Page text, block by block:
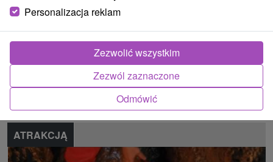
Region turystyczny
Znalazłeś błąd lub chcesz polecić nam nową atrakcję
Zgłoś błąd
ATRAKCJĄ
Personalizacja reklam
Odmówić
Zezwól zaznaczone
Zezwolić wszystkim